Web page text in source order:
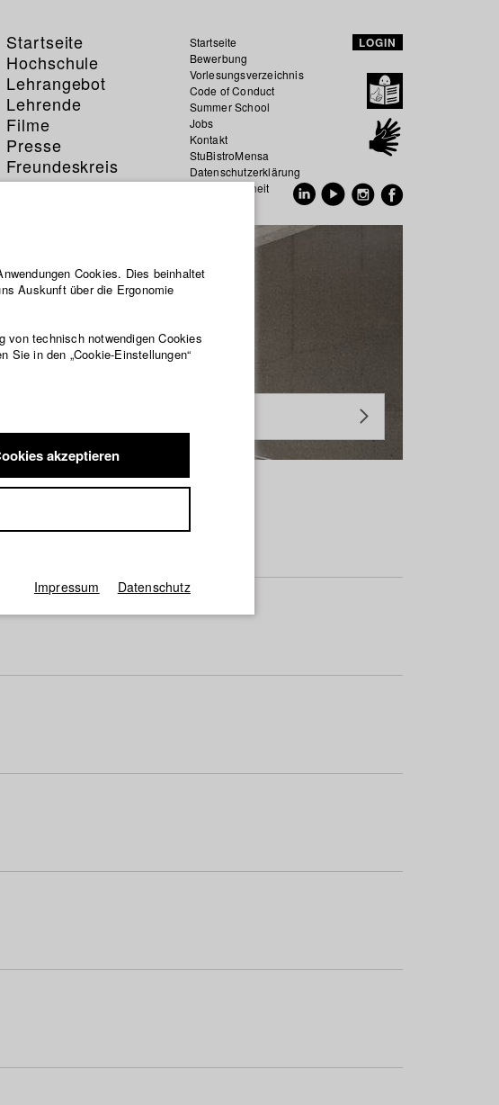
Startseite
Hochschule
Lehrangebot
Lehrende
Filme
Presse
Freundeskreis
Service
Startseite
Bewerbung
Vorlesungsverzeichnis
Code of Conduct
Summer School
Jobs
Kontakt
StuBistroMensa
Datenschutzerklärung
Datensicherheit
LOGIN
z Alle
Cookies. Dies beinhaltet
Auskunft über die Ergonomie
von technisch notwendigen Cookies
Sie in den „Cookie-Einstellungen“
akzeptieren
Impressum Datenschutz